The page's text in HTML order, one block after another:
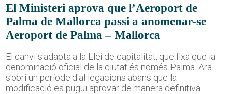
El Ministeri aprova que l’Aeroport de
Palma de Mallorca passi a anomenar-se
Aeroport de Palma – Mallorca
El canvi s'adapta a la Llei de capitalitat, que fixa que la
denominació oficial de la ciutat és només Palma. Ara
s'obri un període d'al·legacions abans que la
modificació es pugui aprovar de manera definitiva.